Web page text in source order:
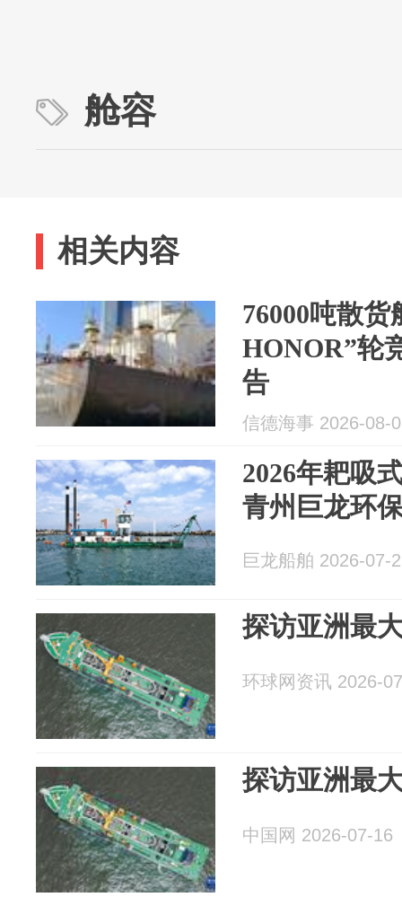
舱容
相关内容
76000吨散
HONOR”轮
告
信德海事 2026-08-
2026年耙吸
青州巨龙环
巨龙船舶 2026-07-
探访亚洲最
环球网资讯 2026-
探访亚洲最
中国网 2026-07-16